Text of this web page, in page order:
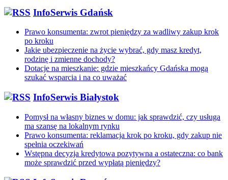
InfoSerwis Gdańsk
Prawo konsumenta: zwrot pieniędzy za wadliwy zakup krok
po kroku
Jakie ubezpieczenie na życie wybrać, gdy masz kredyt,
rodzinę i zmienne dochody?
Dotacje na mieszkanie: gdzie mieszkańcy Gdańska mogą
szukać wsparcia i na co uważać
InfoSerwis Białystok
Pomysł na własny biznes w domu: jak sprawdzić, czy usługa
ma szansę na lokalnym rynku
Prawo konsumenta: reklamacja krok po kroku, gdy zakup nie
spełnia oczekiwań
Wstępna decyzja kredytowa pozytywna a ostateczna: co bank
może sprawdzić przed wypłatą pieniędzy?